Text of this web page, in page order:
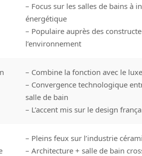
– Focus sur les salles de bains à
énergétique
– Populaire auprès des
l’environnement
– Combine la fonction avec le luxe
– Convergence technologique
salle de bain
– L’accent mis sur le design
– Pleins feux sur l’industrie
– Architecture + salle de bain